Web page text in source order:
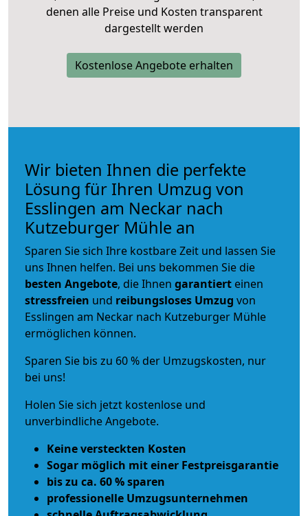
denen alle Preise und Kosten transparent
dargestellt werden
Kostenlose Angebote erhalten
Wir bieten Ihnen die perfekte
Lösung für Ihren Umzug von
Esslingen am Neckar nach
Kutzeburger Mühle an
Sparen Sie sich Ihre kostbare Zeit und lassen Sie
uns Ihnen helfen. Bei uns bekommen Sie die
besten Angebote, die Ihnen garantiert einen
stressfreien und reibungsloses Umzug von
Esslingen am Neckar nach Kutzeburger Mühle
ermöglichen können.
Sparen Sie bis zu 60 % der Umzugskosten, nur
bei uns!
Holen Sie sich jetzt kostenlose und
unverbindliche Angebote.
Keine versteckten Kosten
Sogar möglich mit einer Festpreisgarantie
bis zu ca. 60 % sparen
professionelle Umzugsunternehmen